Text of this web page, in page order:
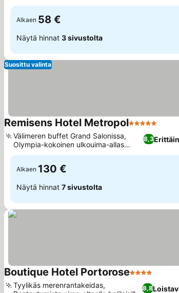
Alkaen 58 €
Näytä hinnat 3 sivustolta
Suosittu valinta
Remisens Hotel Metropol5
8,3
Välimeren buffet Grand Salonissa,
Olympia-kokoinen ulkouima-allas
merivedellä
Alkaen 130 €
Näytä hinnat 7 sivustolta
Boutique Hotel Portorose4
8,8
Tyylikäs merenrantakeidas,